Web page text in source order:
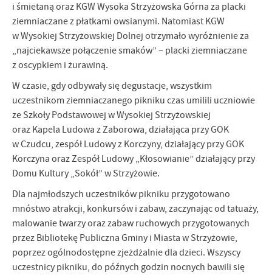
i śmietaną oraz KGW Wysoka Strzyżowska Górna za placki
ziemniaczane z płatkami owsianymi. Natomiast KGW
w Wysokiej Strzyżowskiej Dolnej otrzymało wyróżnienie za
„najciekawsze połączenie smaków” – placki ziemniaczane
z oscypkiem i żurawiną.
W czasie, gdy odbywały się degustacje, wszystkim
uczestnikom ziemniaczanego pikniku czas umilili uczniowie
ze Szkoły Podstawowej w Wysokiej Strzyżowskiej
oraz Kapela Ludowa z Zaborowa, działająca przy GOK
w Czudcu, zespół Ludowy z Korczyny, działający przy GOK
Korczyna oraz Zespół Ludowy „Kłosowianie” działający przy
Domu Kultury „Sokół” w Strzyżowie.
Dla najmłodszych uczestników pikniku przygotowano
mnóstwo atrakcji, konkursów i zabaw, zaczynając od tatuaży,
malowanie twarzy oraz zabaw ruchowych przygotowanych
przez Bibliotekę Publiczna Gminy i Miasta w Strzyżowie,
poprzez ogólnodostępne zjeżdżalnie dla dzieci. Wszyscy
uczestnicy pikniku, do późnych godzin nocnych bawili się